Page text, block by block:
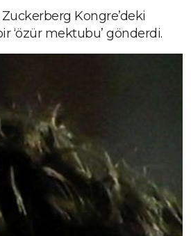
Kongre’deki
‘özür mektubu’ gönderdi.